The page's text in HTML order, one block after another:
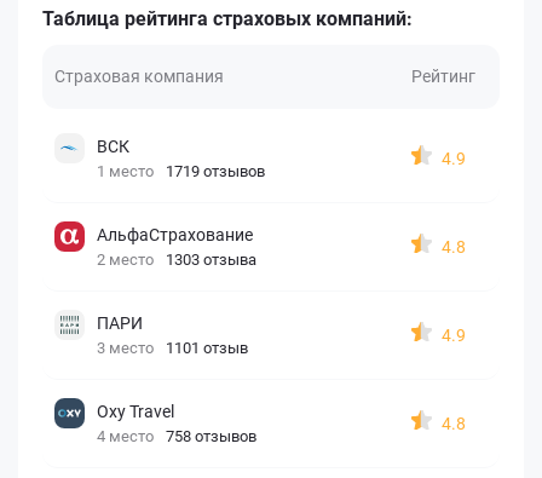
Таблица рейтинга страховых компаний:
Страховая компания Рейтинг
ВСК
1 место 1719 отзывов
4.9
АльфаСтрахование
2 место 1303 отзыва
4.8
ПАРИ
3 место 1101 отзыв
4.9
Oxy Travel
4 место 758 отзывов
4.8